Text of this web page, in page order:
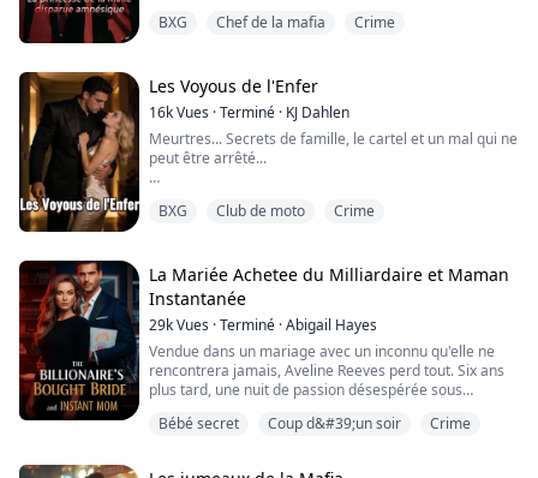
de roses, et Ella s’efforce de toutes ses forces de
même.
BXG Chef de la mafia Crime
Les Voyous de l'Enfer
16kVues ·Terminé · KJ Dahlen
Meurtres... Secrets de famille, le cartel et un mal qui ne
peut être arrêté...
chercher justice pour les victimes assassinées qui
aussi imposant et dangereux qu'il en a l'air. Malgré son
attirance évidente pour elle, il suit les ord...
BXG Club de moto Crime
La Mariée Achetee du Milliardaire et Maman
Instantanée
29kVues ·Terminé ·Abigail Hayes
Vendue dans un mariage avec un inconnu qu'elle ne
rencontrera jamais, Aveline Reeves perd tout. Six ans
plus tard, une nuit de passion désespérée sous
dangereux de Manhattan change tout.
Bébé secret Coup d&#39;un soir Crime